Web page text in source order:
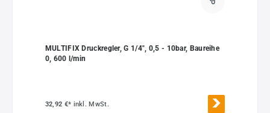
MULTIFIX Druckregler, G 1/4", 0,5 - 10bar, Baureihe
0, 600 l/min
32,92 €* inkl. MwSt.